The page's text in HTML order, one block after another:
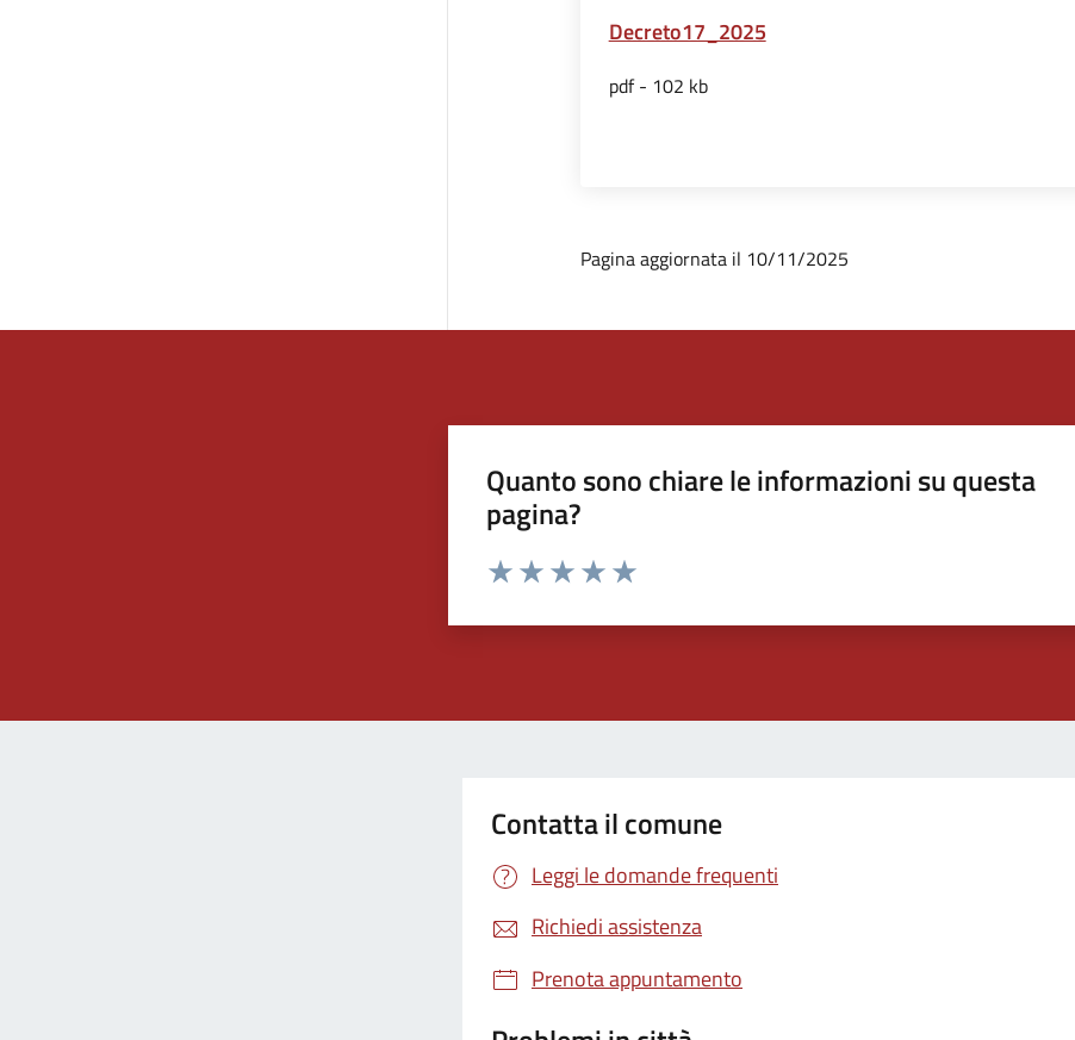
Decreto17_2025
pdf - 102 kb
Pagina aggiornata il 10/11/2025
Quanto sono chiare le informazioni su questa
pagina?
Contatta il comune
Leggi le domande frequenti
Richiedi assistenza
Prenota appuntamento